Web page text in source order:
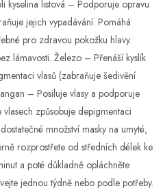
kyselina listová – Podporuje opravu
jejich vypadávání. Pomáhá
pro zdravou pokožku hlavy.
lámavosti. Železo – Přenáší kyslík
vlasů (zabraňuje šedivění
– Posiluje vlasy a podporuje
způsobuje depigmentaci
množství masky na umyté,
rozprostřete od středních délek ke
a poté důkladně opláchněte
jednou týdně nebo podle potřeby.